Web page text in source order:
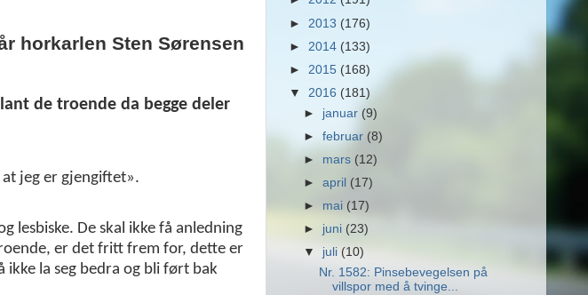
horkarlen Sten Sørensen
de troende da begge deler
jeg er gjengiftet».
lesbiske. De skal ikke få anledning
er det fritt frem for, dette er
la seg bedra og bli ført bak
► 2013 (176)
► 2014 (133)
► 2015 (168)
▼ 2016 (181)
► januar (9)
►februar (8)
► mars (12)
►april (17)
► mai (17)
► juni (23)
▼ juli (10)
Nr. 1582: Pinsebevegelsen på
villspor med å tvinge...